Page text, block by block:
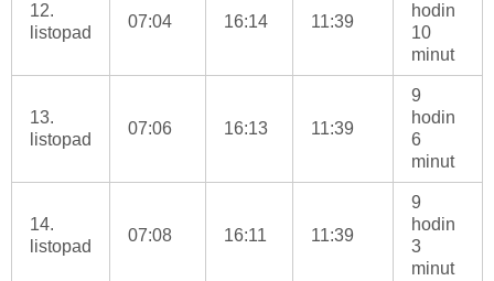
12.
listopad
07:04 16:14 11:39
hodin
10
minut
13.
listopad
07:06 16:13 11:39
9
hodin
6
minut
14.
listopad
07:08 16:11 11:39
9
hodin
3
minut